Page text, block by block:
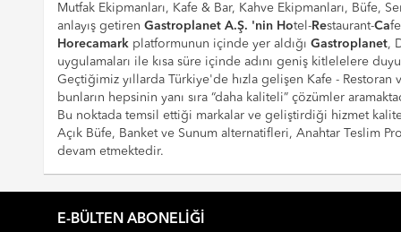
Mutfak Ekipmanları, Kafe & Bar, Kahve Ekipmanları, Büfe,
anlayış getiren Gastroplanet A.Ş. 'nin Hotel-Restaurant-Ca
Horecamarkplatformunun içinde yer aldığı Gastroplanet,
uygulamaları ile kısa süre içinde adını geniş kitlelelere
Geçtiğimiz yıllarda Türkiye'de hızla gelişen Kafe -
bunların hepsinin yanı sıra “daha kaliteli” çözümler
Bu noktada temsil ettiği markalar ve geliştirdiği hizmet
Açık Büfe, Banket ve Sunum alternatifleri, Anahtar Teslim
devam etmektedir.
E-BÜLTEN ABONELIĞI